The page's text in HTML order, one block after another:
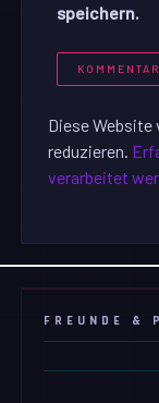
speichern.
Diese Website
reduzieren.
verarbeitet
FREUNDE &